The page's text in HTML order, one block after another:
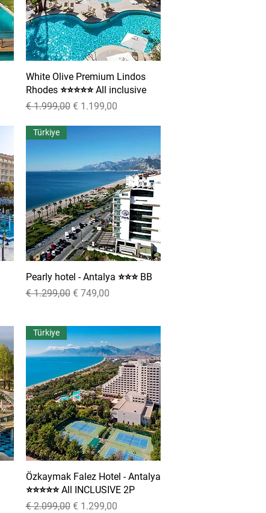
Snel overzicht
White Olive Premium Lindos
Rhodes ⭐⭐⭐⭐⭐ All inclusive
Normale prijs
€ 1.999,00 Verkoopprijs
€ 1.199,00
Snel overzicht
Türkiye
Pearly hotel - Antalya ⭐⭐⭐ BB
Normale prijs
€ 1.299,00 Verkoopprijs
€ 749,00
Snel overzicht
Türkiye
Özkaymak Falez Hotel - Antalya
⭐⭐⭐⭐⭐ All INCLUSIVE 2P
Normale prijs
€ 2.099,00 Verkoopprijs
€ 1.299,00